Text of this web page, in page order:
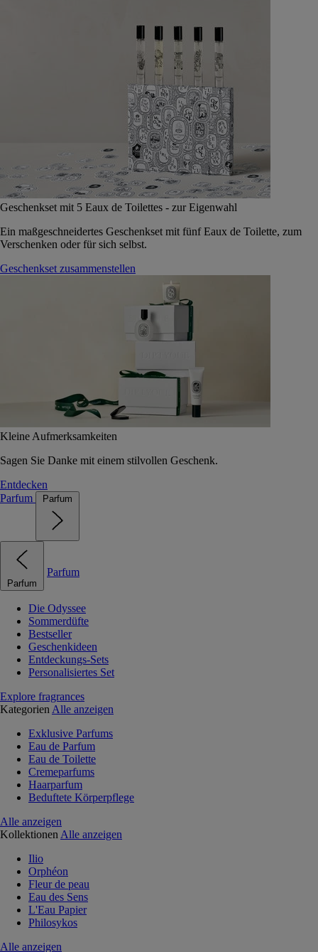
Geschenkset mit 5 Eaux de Toilettes - zur Eigenwahl
Ein maßgeschneidertes Geschenkset mit fünf Eaux de Toilette, zum
Verschenken oder für sich selbst.
Geschenkset zusammenstellen
Kleine Aufmerksamkeiten
Sagen Sie Danke mit einem stilvollen Geschenk.
Entdecken
Parfum
Parfum
Parfum
Parfum
Die Odyssee
Sommerdüfte
Bestseller
Geschenkideen
Entdeckungs-Sets
Personalisiertes Set
Explore fragrances
Kategorien Alle anzeigen
Exklusive Parfums
Eau de Parfum
Eau de Toilette
Cremeparfums
Haarparfum
Beduftete Körperpflege
Alle anzeigen
Kollektionen Alle anzeigen
Ilio
Orphéon
Fleur de peau
Eau des Sens
L'Eau Papier
Philosykos
Alle anzeigen